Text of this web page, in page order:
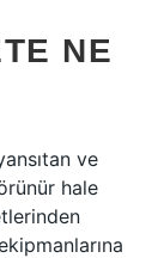
NE
ve
hale